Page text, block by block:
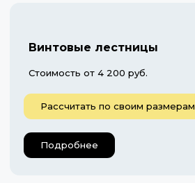
Винтовые лестницы
Стоимость от 4 200 руб.
Рассчитать по своим размерам
Подробнее